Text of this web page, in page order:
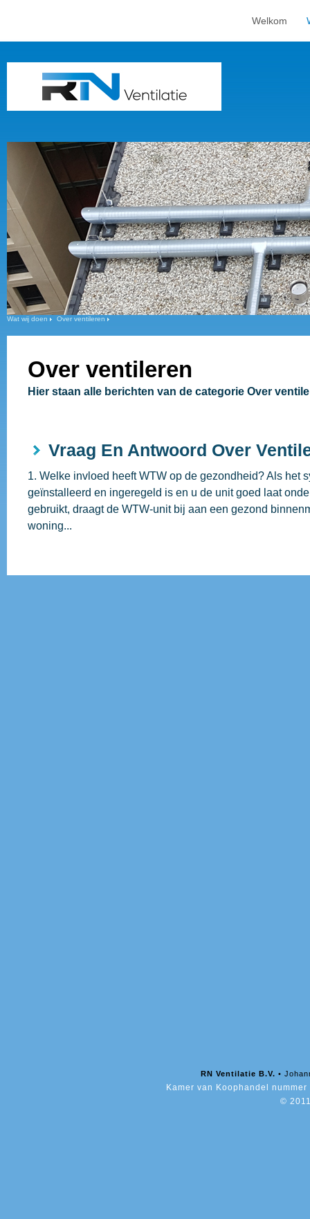
Welkom
Wat wij doen Over ventileren
Over ventileren
Hier staan alle berichten van de categorie Over
Vraag En Antwoord Over
1. Welke invloed heeft WTW op de gezondheid? Als het
geïnstalleerd en ingeregeld is en u de unit goed laat
gebruikt, draagt de WTW-unit bij aan een gezond
woning...
RN Ventilatie B.V. •
Kamer van Koophandel
©